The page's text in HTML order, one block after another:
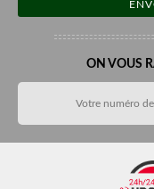
ON VOUS